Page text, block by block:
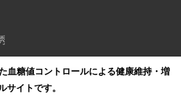
さん
血糖値コントロールによる健康維持・増
サイトです。